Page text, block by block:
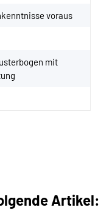
voraus
mit
Artikel: